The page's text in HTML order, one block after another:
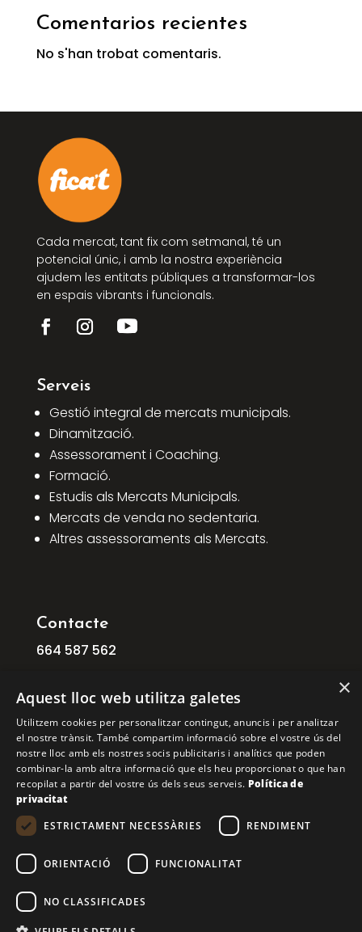
Comentarios recientes
No s'han trobat comentaris.
Cada mercat, tant fix com setmanal, té un
potencial únic, i amb la nostra experiència
ajudem les entitats públiques a transformar-los
en espais vibrants i funcionals.
Serveis
Gestió integral de mercats municipals.
Dinamització.
Assessorament i Coaching.
Formació.
Estudis als Mercats Municipals.
Mercats de venda no sedentaria.
Altres assessoraments als Mercats.
Contacte
664 587 562
C/ Mogoda, 1 08210 Barberà del Vallès
Barcelona
C/ Aribau, 168, 1º 1ª 08036 BARCELONA
COPYRIGHT © 2026 FICAT. TOTS ELS DRETS
Financiado por la Unión Europea – NextGenerationEU
×
Aquest lloc web utilitza galetes
Utilitzem cookies per personalitzar contingut, anuncis i per analitzar
el nostre trànsit. També compartim informació sobre el vostre ús del
nostre lloc amb els nostres socis publicitaris i analítics que poden
combinar-la amb altra informació que els heu proporcionat o que han
recopilat a partir del vostre ús dels seus serveis. Política de
privacitat
ESTRICTAMENT NECESSÀRIES
RENDIMENT
ORIENTACIÓ FUNCIONALITAT
NO CLASSIFICADES